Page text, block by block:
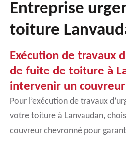
Entreprise
toiture
Exécution de travaux
de fuite de toiture à
intervenir un
Pour l’exécution de travaux
votre toiture à Lanvaudan,
couvreur chevronné pour